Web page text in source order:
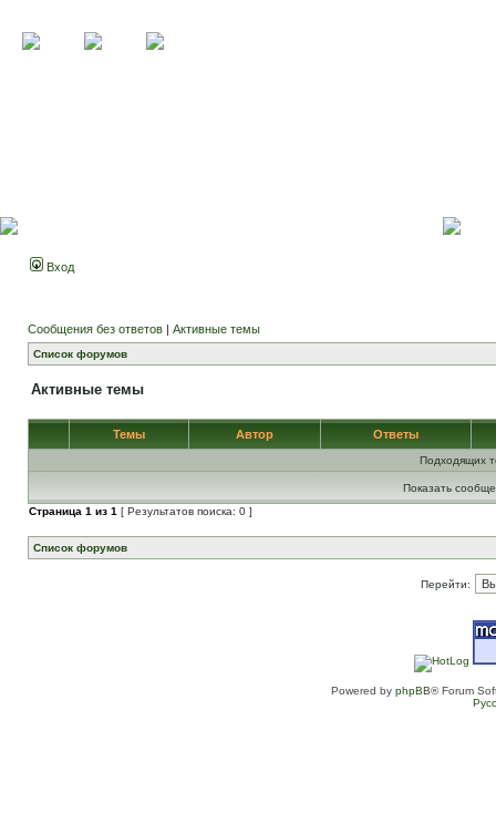
Вход
Сообщения без ответов | Активные темы
Список форумов
Активные темы
Темы Автор Ответы
Подходящих
Показать
Страница 1 из 1 [ Результатов поиска: 0 ]
Список форумов
Перейти:
Powered by phpBB® Forum